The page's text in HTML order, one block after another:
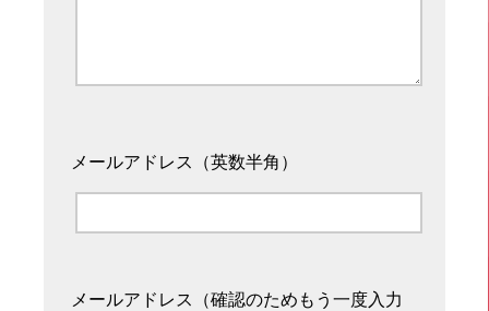
メールアドレス（英数半角）
メールアドレス（確認のためもう一度入力